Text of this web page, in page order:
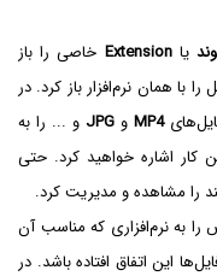
یاExtension خاصی را باز
با همان نرم‌افزار باز کرد. در
MP4 وJPG و ... را به
به ۴ روش برای این کار اشاره خواهید کرد. حتی
را مشاهده و مدیریت کرد.
به نرم‌افزاری که مناسب آن
این اتفاق افتاده باشد. در